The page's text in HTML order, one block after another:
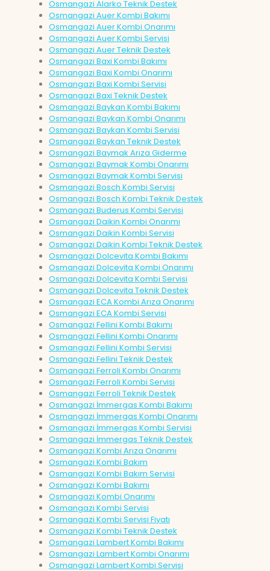
Osmangazi Alarko Teknik Destek
Osmangazi Auer Kombi Bakımı
Osmangazi Auer Kombi Onarımı
Osmangazi Auer Kombi Servisi
Osmangazi Auer Teknik Destek
Osmangazi Baxi Kombi Bakımı
Osmangazi Baxi Kombi Onarımı
Osmangazi Baxi Kombi Servisi
Osmangazi Baxi Teknik Destek
Osmangazi Baykan Kombi Bakımı
Osmangazi Baykan Kombi Onarımı
Osmangazi Baykan Kombi Servisi
Osmangazi Baykan Teknik Destek
Osmangazi Baymak Arıza Giderme
Osmangazi Baymak Kombi Onarımı
Osmangazi Baymak Kombi Servisi
Osmangazi Bosch Kombi Servisi
Osmangazi Bosch Kombi Teknik Destek
Osmangazi Buderus Kombi Servisi
Osmangazi Daikin Kombi Onarımı
Osmangazi Daikin Kombi Servisi
Osmangazi Daikin Kombi Teknik Destek
Osmangazi Dolcevita Kombi Bakımı
Osmangazi Dolcevita Kombi Onarımı
Osmangazi Dolcevita Kombi Servisi
Osmangazi Dolcevita Teknik Destek
Osmangazi ECA Kombi Arıza Onarımı
Osmangazi ECA Kombi Servisi
Osmangazi Fellini Kombi Bakımı
Osmangazi Fellini Kombi Onarımı
Osmangazi Fellini Kombi Servisi
Osmangazi Fellini Teknik Destek
Osmangazi Ferroli Kombi Onarımı
Osmangazi Ferroli Kombi Servisi
Osmangazi Ferroli Teknik Destek
Osmangazi İmmergas Kombi Bakımı
Osmangazi İmmergas Kombi Onarımı
Osmangazi İmmergas Kombi Servisi
Osmangazi İmmergas Teknik Destek
Osmangazi Kombi Arıza Onarımı
Osmangazi Kombi Bakım
Osmangazi Kombi Bakım Servisi
Osmangazi Kombi Bakımı
Osmangazi Kombi Onarımı
Osmangazi Kombi Servisi
Osmangazi Kombi Servisi Fiyatı
Osmangazi Kombi Teknik Destek
Osmangazi Lambert Kombi Bakımı
Osmangazi Lambert Kombi Onarımı
Osmangazi Lambert Kombi Servisi